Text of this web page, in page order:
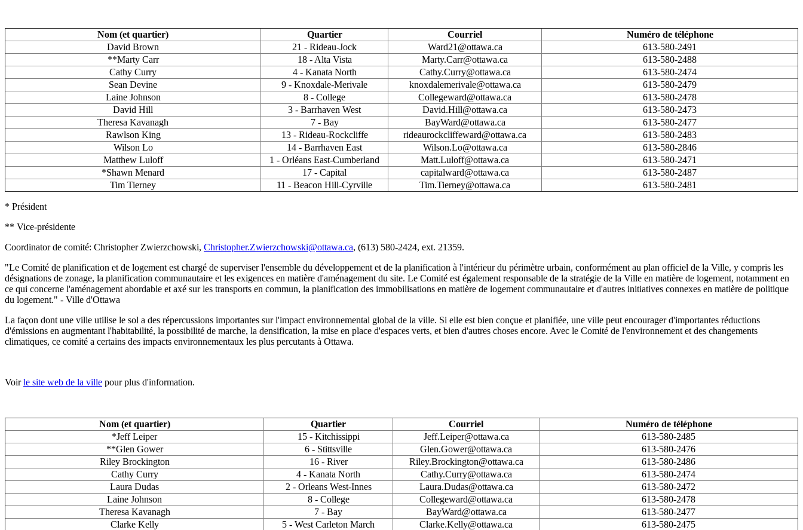
Nom (et quartier) Quartier Courriel
Numéro de téléphone
David Brown
21 - Rideau-Jock Ward21@ottawa.ca
613-580-2491
**Marty Carr
18 - Alta Vista Marty.Carr@ottawa.ca
613-580-2488
Cathy Curry
4 - Kanata North Cathy.Curry@ottawa.ca
613-580-2474
Sean Devine
9 - Knoxdale-Merivale knoxdalemerivale@ottawa.ca
613-580-2479
Laine Johnson
8 - College Collegeward@ottawa.ca
613-580-2478
David Hill
3 - Barrhaven West David.Hill@ottawa.ca
613-580-2473
Theresa Kavanagh
7 - Bay BayWard@ottawa.ca
613-580-2477
Rawlson King
13 - Rideau-Rockcliffe rideaurockcliffeward@ottawa.ca
613-580-2483
Wilson Lo
14 - Barrhaven East Wilson.Lo@ottawa.ca
613-580-2846
Matthew Luloff
1 - Orléans East-Cumberland Matt.Luloff@ottawa.ca
613-580-2471
*Shawn Menard
17 - Capital capitalward@ottawa.ca
613-580-2487
Tim Tierney
11 - Beacon Hill-Cyrville Tim.Tierney@ottawa.ca 613-580-2481
* Président
** Vice-présidente
Coordinator de comité: Christopher Zwierzchowski, Christopher.Zwierzchowski@ottawa.ca, (613) 580-2424, ext. 21359.
"Le Comité de planification et de logement est chargé de superviser l'ensemble du développement et de la planification à l'intérieur du périmètre urbain, conformément au plan officiel de la Ville, y compris les
désignations de zonage, la planification communautaire et les exigences en matière d'aménagement du site. Le Comité est également responsable de la stratégie de la Ville en matière de logement, notamment en
ce qui concerne l'aménagement abordable et axé sur les transports en commun, la planification des immobilisations en matière de logement communautaire et d'autres initiatives connexes en matière de politique
du logement." - Ville d'Ottawa
La façon dont une ville utilise le sol a des répercussions importantes sur l'impact environnemental global de la ville. Si elle est bien conçue et planifiée, une ville peut encourager d'importantes réductions
d'émissions en augmentant l'habitabilité, la possibilité de marche, la densification, la mise en place d'espaces verts, et bien d'autres choses encore. Avec le Comité de l'environnement et des changements
climatiques, ce comité a certains des impacts environnementaux les plus percutants à Ottawa.
Voirle site web de la ville pour plus d'information.
Nom (et quartier) Quartier Courriel
Numéro de téléphone
*Jeff Leiper
15 - Kitchissippi Jeff.Leiper@ottawa.ca
613-580-2485
**Glen Gower
6 - Stittsville Glen.Gower@ottawa.ca
613-580-2476
Riley Brockington
16 - River Riley.Brockington@ottawa.ca
613-580-2486
Cathy Curry
4 - Kanata North Cathy.Curry@ottawa.ca
613-580-2474
Laura Dudas
2 - Orleans West-Innes Laura.Dudas@ottawa.ca
613-580-2472
Laine Johnson
8 - College Collegeward@ottawa.ca
613-580-2478
Theresa Kavanagh
7 - Bay BayWard@ottawa.ca
613-580-2477
Clarke Kelly
5 - West Carleton March Clarke.Kelly@ottawa.ca
613-580-2475